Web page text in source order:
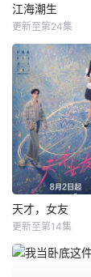
江海潮生
更新至第24集
天才，女友
更新至第14集